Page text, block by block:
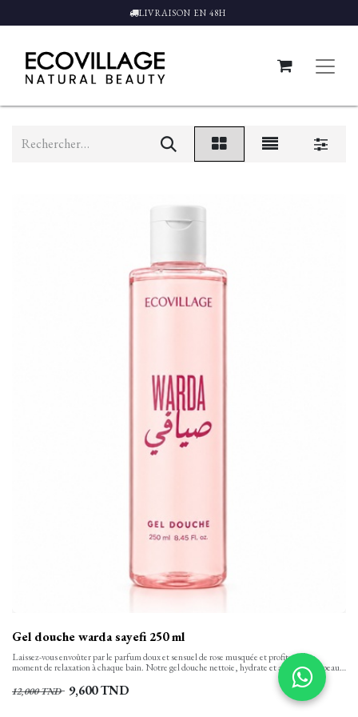
LIVRAISON EN 48H
Gel douche warda sayefi 250 ml
Laissez-vous envoûter par le parfum doux et sensuel de rose musquée et profitez d’un
moment de relaxation à chaque bain. Notre gel douche nettoie, hydrate et apaise votre peau
tout en finesse et la laisse propre, confortable et soyeusement douce. Sa texture onctueuse,
aux notes florales se transforme en une mousse rinçable facilement.
12,000TND 9,600TND